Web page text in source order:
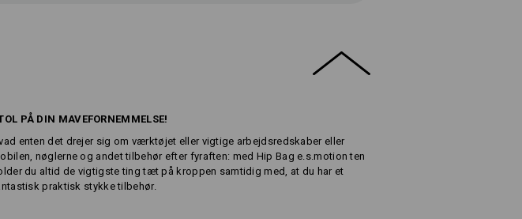
PÅ DIN MAVEFORNEMMELSE!
enten det drejer sig om værktøjet eller vigtige arbejdsredskaber eller
nøglerne og andet tilbehør efter fyraften: med Hip Bag e.s.motion ten
du altid de vigtigste ting tæt på kroppen samtidig med, at du har et
praktisk stykke tilbehør.